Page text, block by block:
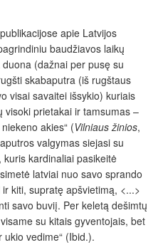
apie Latvijos
baudžiavos laikų
(dažnai per pusę su
skabaputra (iš rugštaus
visai savaitei išsykio) kuriais
visoki prietakai ir tamsumas –
akies“ (Vilniaus žinios,
valgymas siejasi su
kardinaliai pasikeitė
latviai nuo savo sprando
kiti, supratę apšvietimą, <...>
savo buviį. Per keletą dešimtų
su kitais gyventojais, bet
vedime“ (Ibid.).